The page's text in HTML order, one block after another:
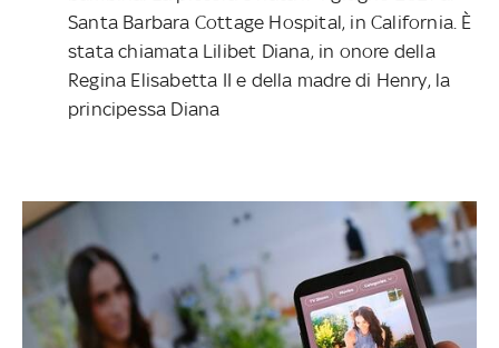
Santa Barbara Cottage Hospital, in California. È
stata chiamata Lilibet Diana, in onore della
Regina Elisabetta II e della madre di Henry, la
principessa Diana